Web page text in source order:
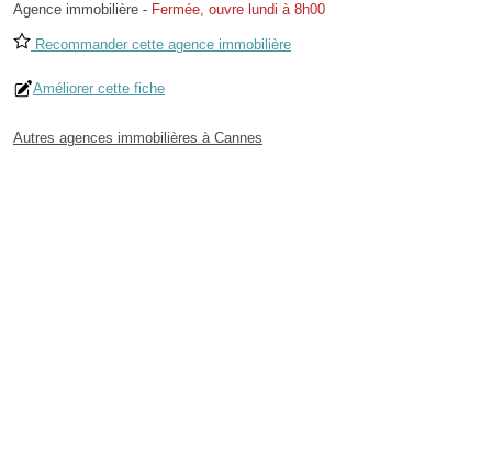
Agence immobilière - Fermée, ouvre lundi à 8h00
Recommander cette agence immobilière
Améliorer cette fiche
Autres agences immobilières à Cannes